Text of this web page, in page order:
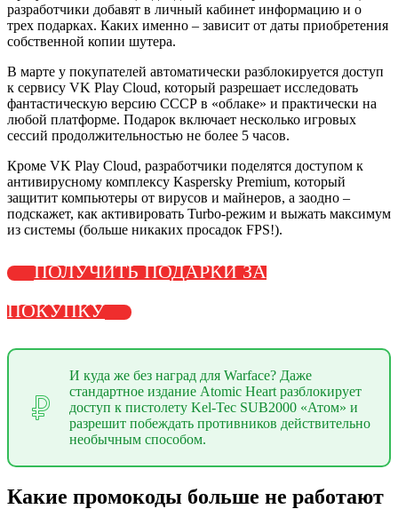
разработчики добавят в личный кабинет информацию и о
трех подарках. Каких именно – зависит от даты приобретения
собственной копии шутера.
В марте у покупателей автоматически разблокируется доступ
к сервису VK Play Cloud, который разрешает исследовать
фантастическую версию СССР в «облаке» и практически на
любой платформе. Подарок включает несколько игровых
сессий продолжительностью не более 5 часов.
Кроме VK Play Cloud, разработчики поделятся доступом к
антивирусному комплексу Kaspersky Premium, который
защитит компьютеры от вирусов и майнеров, а заодно –
подскажет, как активировать Turbo-режим и выжать максимум
из системы (больше никаких просадок FPS!).
ПОЛУЧИТЬ ПОДАРКИ ЗА
ПОКУПКУ
И куда же без наград для Warface? Даже
стандартное издание Atomic Heart разблокирует
доступ к пистолету Kel-Tec SUB2000 «Атом» и
разрешит побеждать противников действительно
необычным способом.
Какие промокоды больше не работают